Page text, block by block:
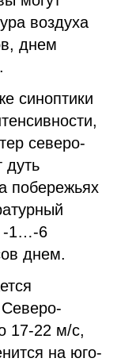
воздуха
днем
синоптики
северо-
дуть
побережьях
-1…-6
днем.
17-22 м/с,
на юго-